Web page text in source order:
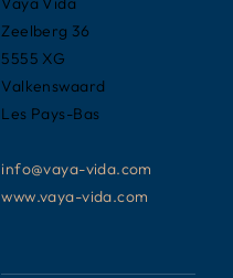
Zeelberg 36
5555 XG
Valkenswaard
Les Pays-Bas
info@vaya-vida.com
www.vaya-vida.com